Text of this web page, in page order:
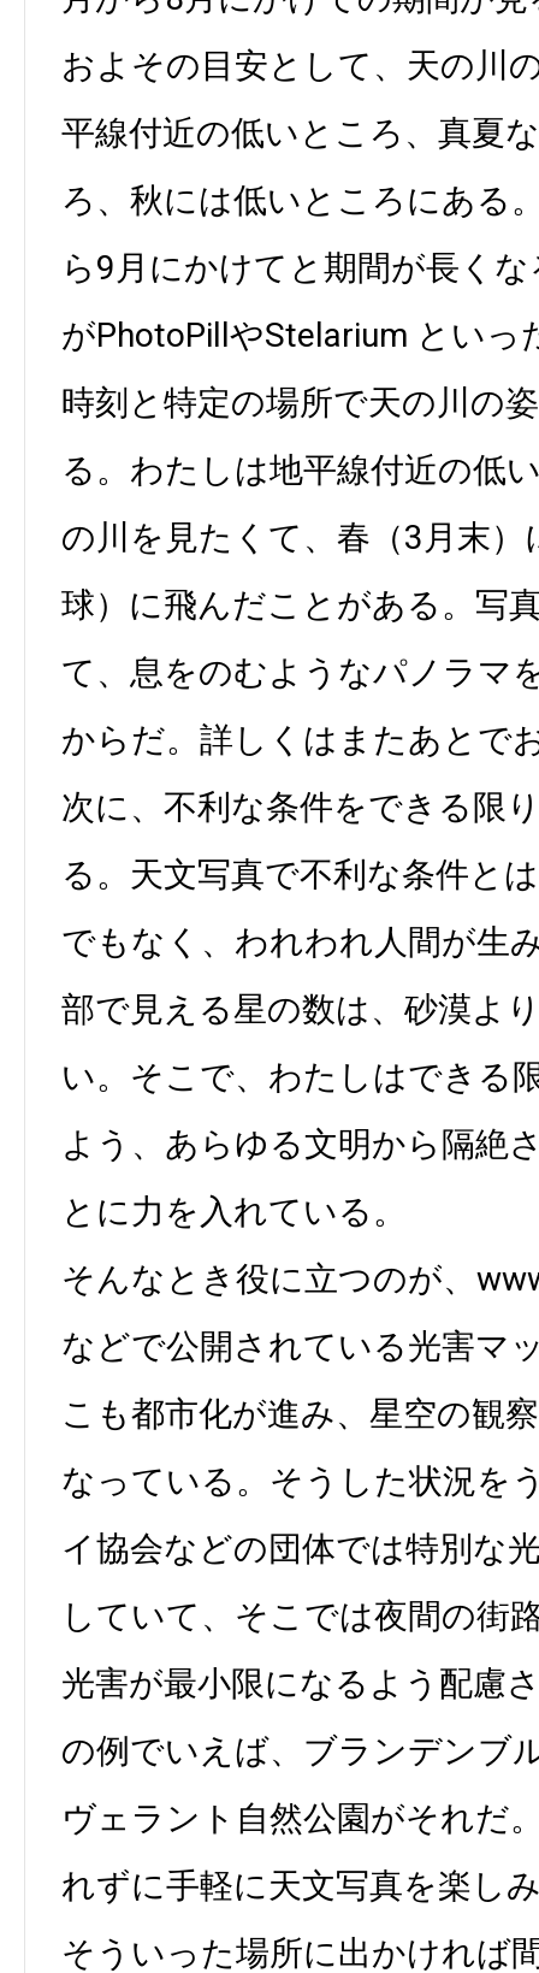
およその目安として、天の川
平線付近の低いところ、真夏
ろ、秋には低いところにある
ら9月にかけてと期間が長く
がPhotoPillやStelarium といっ
時刻と特定の場所で天の川の
る。わたしは地平線付近の低
の川を見たくて、春（3月末
球）に飛んだことがある。写
て、息をのむようなパノラマ
からだ。詳しくはまたあとで
次に、不利な条件をできる限
る。天文写真で不利な条件と
でもなく、われわれ人間が生
部で見える星の数は、砂漠よ
い。そこで、わたしはできる
よう、あらゆる文明から隔絶
とに力を入れている。
そんなとき役に立つのが、
などで公開されている光害マ
こも都市化が進み、星空の観
なっている。そうした状況を
イ協会などの団体では特別な
していて、そこでは夜間の街
光害が最小限になるよう配慮
の例でいえば、ブランデンブ
ヴェラント自然公園がそれだ
れずに手軽に天文写真を楽し
そういった場所に出かければ